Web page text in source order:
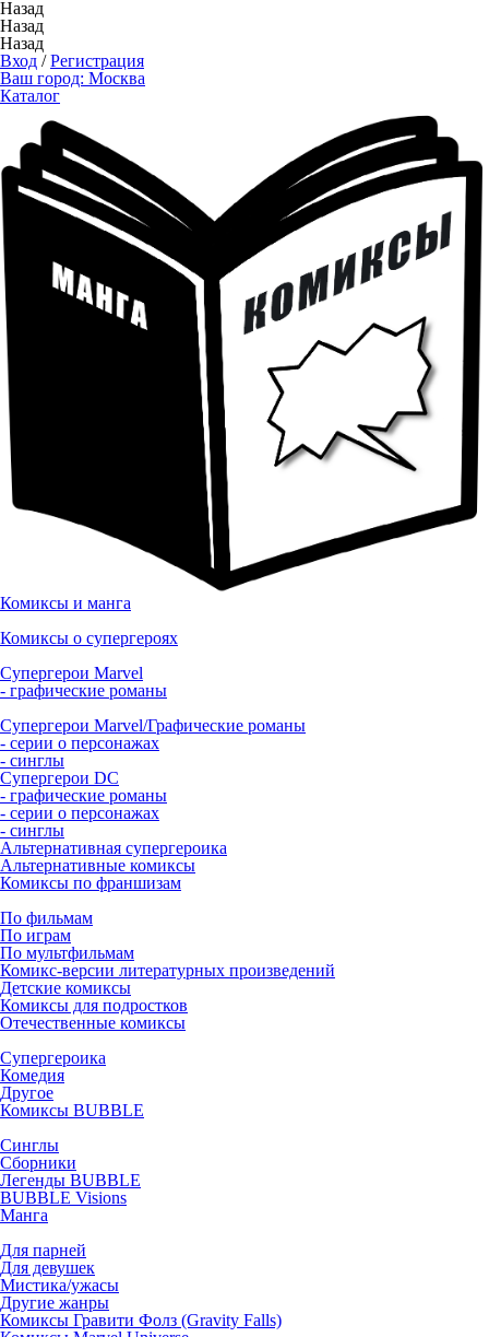
Назад
Назад
Назад
Вход /Регистрация
Ваш город: Москва
Каталог
Комиксы и манга
Комиксы о супергероях
Супергерои Marvel
- графические романы
Супергерои Marvel/Графические романы
- серии о персонажах
- синглы
Супергерои DC
- графические романы
- серии о персонажах
- синглы
Альтернативная супергероика
Альтернативные комиксы
Комиксы по франшизам
По фильмам
По играм
По мультфильмам
Комикс-версии литературных произведений
Детские комиксы
Комиксы для подростков
Отечественные комиксы
Супергероика
Комедия
Другое
Комиксы BUBBLE
Синглы
Сборники
Легенды BUBBLE
BUBBLE Visions
Манга
Для парней
Для девушек
Мистика/ужасы
Другие жанры
Комиксы Гравити Фолз (Gravity Falls)